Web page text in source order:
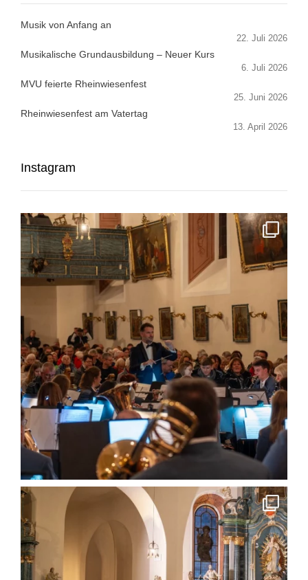
Musik von Anfang an
22. Juli 2026
Musikalische Grundausbildung – Neuer Kurs
6. Juli 2026
MVU feierte Rheinwiesenfest
25. Juni 2026
Rheinwiesenfest am Vatertag
13. April 2026
Instagram